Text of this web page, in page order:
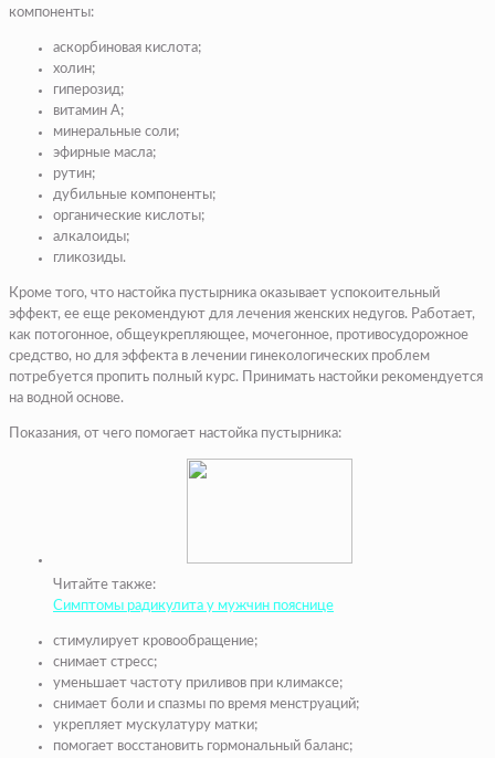
компоненты:
аскорбиновая кислота;
холин;
гиперозид;
витамин А;
минеральные соли;
эфирные масла;
рутин;
дубильные компоненты;
органические кислоты;
алкалоиды;
гликозиды.
Кроме того, что настойка пустырника оказывает успокоительный
эффект, ее еще рекомендуют для лечения женских недугов. Работает,
как потогонное, общеукрепляющее, мочегонное, противосудорожное
средство, но для эффекта в лечении гинекологических проблем
потребуется пропить полный курс. Принимать настойки рекомендуется
на водной основе.
Показания, от чего помогает настойка пустырника:
Читайте также:
Симптомы радикулита у мужчин пояснице
стимулирует кровообращение;
снимает стресс;
уменьшает частоту приливов при климаксе;
снимает боли и спазмы по время менструаций;
укрепляет мускулатуру матки;
помогает восстановить гормональный баланс;